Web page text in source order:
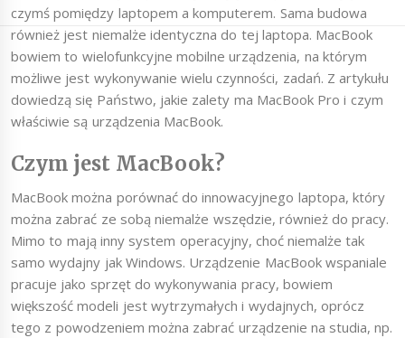
czymś pomiędzy laptopem a komputerem. Sama budowa
również jest niemalże identyczna do tej laptopa. MacBook
bowiem to wielofunkcyjne mobilne urządzenia, na którym
możliwe jest wykonywanie wielu czynności, zadań. Z artykułu
dowiedzą się Państwo, jakie zalety ma MacBook Pro i czym
właściwie są urządzenia MacBook.
Czym jest MacBook?
MacBook można porównać do innowacyjnego laptopa, który
można zabrać ze sobą niemalże wszędzie, również do pracy.
Mimo to mają inny system operacyjny, choć niemalże tak
samo wydajny jak Windows. Urządzenie MacBook wspaniale
pracuje jako sprzęt do wykonywania pracy, bowiem
większość modeli jest wytrzymałych i wydajnych, oprócz
tego z powodzeniem można zabrać urządzenie na studia, np.